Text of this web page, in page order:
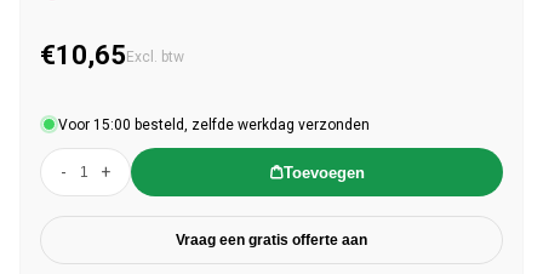
Normale prijs
€10,65 Excl. btw
Voor 15:00 besteld, zelfde werkdag verzonden
- + Toevoegen
Vraag een gratis offerte aan